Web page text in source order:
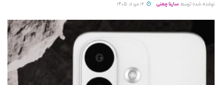
نوشته شده توسط ساینا چمنی